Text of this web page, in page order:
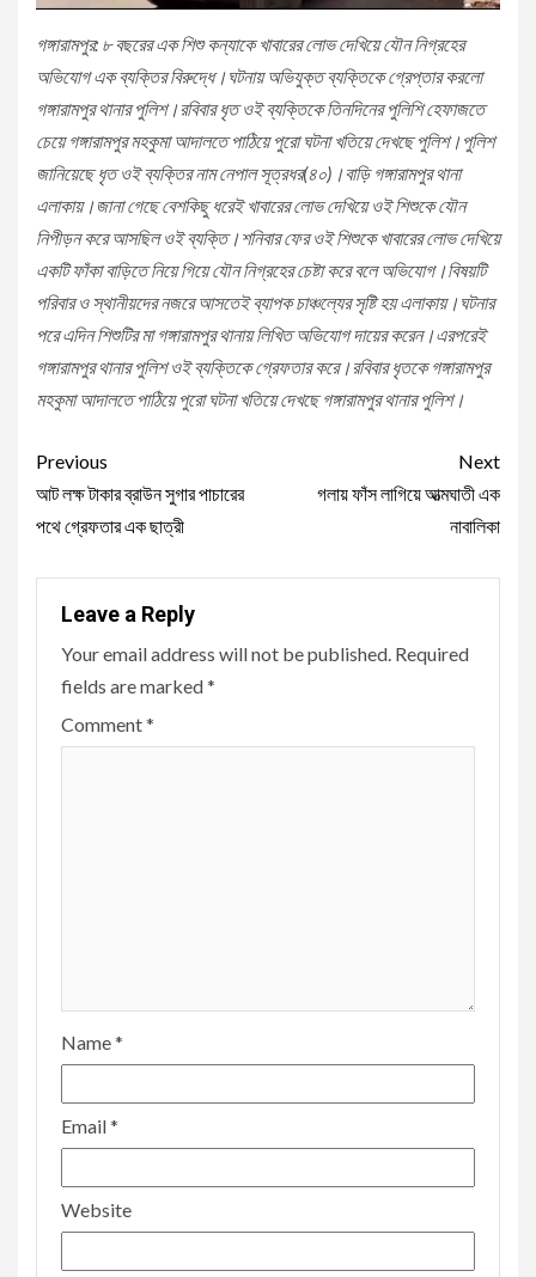
গঙ্গারামপুর: ৮ বছরের এক শিশু কন্যাকে খাবারের লোভ দেখিয়ে যৌন নিগ্রহের
অভিযোগ এক ব্যক্তির বিরুদ্ধে।ঘটনায় অভিযুক্ত ব্যক্তিকে গ্রেপ্তার করলো
গঙ্গারামপুর থানার পুলিশ।রবিবার ধৃত ওই ব্যক্তিকে তিনদিনের পুলিশি হেফাজতে
চেয়ে গঙ্গারামপুর মহকুমা আদালতে পাঠিয়ে পুরো ঘটনা খতিয়ে দেখছে পুলিশ।পুলিশ
জানিয়েছে ধৃত ওই ব্যক্তির নাম নেপাল সূত্রধর(৪০)।বাড়ি গঙ্গারামপুর থানা
এলাকায়।জানা গেছে বেশকিছু ধরেই খাবারের লোভ দেখিয়ে ওই শিশুকে যৌন
নিপীড়ন করে আসছিল ওই ব্যক্তি।শনিবার ফের ওই শিশুকে খাবারের লোভ দেখিয়ে
একটি ফাঁকা বাড়িতে নিয়ে গিয়ে যৌন নিগ্রহের চেষ্টা করে বলে অভিযোগ।বিষয়টি
পরিবার ও স্থানীয়দের নজরে আসতেই ব্যাপক চাঞ্চল্যের সৃষ্টি হয় এলাকায়।ঘটনার
পরে এদিন শিশুটির মা গঙ্গারামপুর থানায় লিখিত অভিযোগ দায়ের করেন।এরপরেই
গঙ্গারামপুর থানার পুলিশ ওই ব্যক্তিকে গ্রেফতার করে।রবিবার ধৃতকে গঙ্গারামপুর
মহকুমা আদালতে পাঠিয়ে পুরো ঘটনা খতিয়ে দেখছে গঙ্গারামপুর থানার পুলিশ।
Continue
Reading
Previous
আট লক্ষ টাকার ব্রাউন সুগার পাচারের
পথে গ্রেফতার এক ছাত্রী
Next
গলায় ফাঁস লাগিয়ে আত্মঘাতী এক
নাবালিকা
Leave a Reply
Your email address will not be published. Required
fields are marked*
Comment*
Name*
Email*
Website